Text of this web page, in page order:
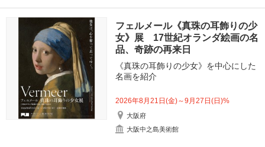
フェルメール《真珠の耳飾りの少
女》展 17世紀オランダ絵画の名
品、奇跡の再来日
《真珠の耳飾りの少女》を中心にした
名画を紹介
2026年8月21日(金)～9月27日(日)%
大阪府
大阪中之島美術館